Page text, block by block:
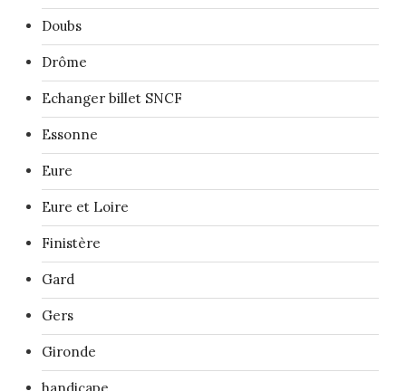
Doubs
Drôme
Echanger billet SNCF
Essonne
Eure
Eure et Loire
Finistère
Gard
Gers
Gironde